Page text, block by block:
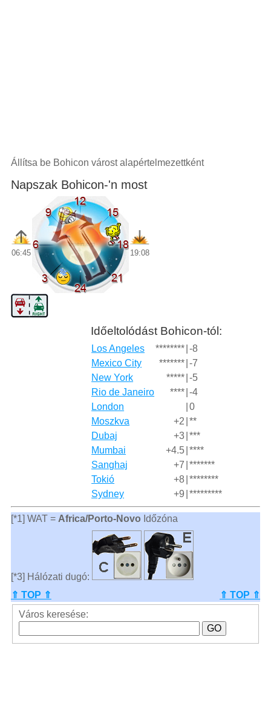
Állítsa be Bohicon várost alapértelmezettként
Napszak Bohicon-'n most
06:45 19:08
Időeltolódást Bohicon-tól:
Los Angeles ******** -8
Mexico City
******* -7
New York
***** -5
Rio de Janeiro
**** -4
London
0
Moszkva
+2 **
Dubaj
+3 ***
Mumbai
+4.5 ****
Sanghaj
+7 *******
Tokió
+8 ********
Sydney
+9 *********
[*1] WAT = Africa/Porto-Novo Időzóna
[*3] Hálózati dugó:
⇑ TOP ⇑
⇑ TOP ⇑
Város keresése: